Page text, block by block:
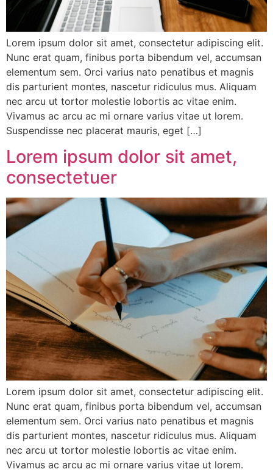
Lorem ipsum dolor sit amet, consectetur adipiscing elit.
Nunc erat quam, finibus porta bibendum vel, accumsan
elementum sem. Orci varius nato penatibus et magnis
dis parturient montes, nascetur ridiculus mus. Aliquam
nec arcu ut tortor molestie lobortis ac vitae enim.
Vivamus ac arcu ac mi ornare varius vitae ut lorem.
Suspendisse nec placerat mauris, eget […]
Lorem ipsum dolor sit amet,
consectetuer
Lorem ipsum dolor sit amet, consectetur adipiscing elit.
Nunc erat quam, finibus porta bibendum vel, accumsan
elementum sem. Orci varius nato penatibus et magnis
dis parturient montes, nascetur ridiculus mus. Aliquam
nec arcu ut tortor molestie lobortis ac vitae enim.
Vivamus ac arcu ac mi ornare varius vitae ut lorem.